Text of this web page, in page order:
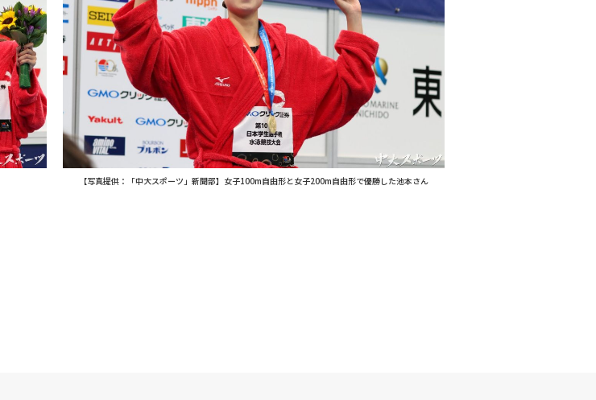
【写真提供：「中大スポーツ」新聞部】女子100m自由形と女子200m自由形で優勝した池本さん